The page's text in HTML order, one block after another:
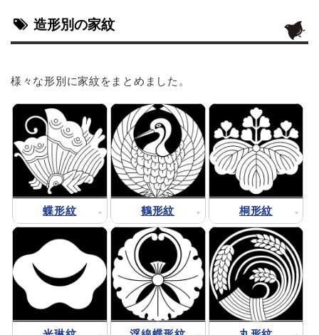
造形別の家紋
様々な形別に家紋をまとめました。
蝶形紋 鶴形紋 桐形紋